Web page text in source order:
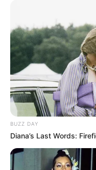
Roupinhas podem
estampado e até
ideia para variar
molde ou gastar a
BUZZ DAY
Diana’s Last Words: